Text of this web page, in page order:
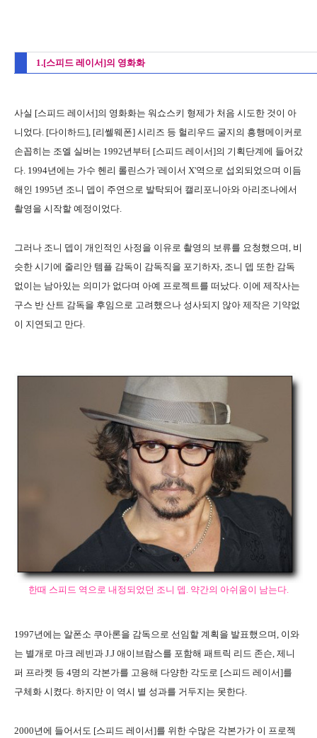
1.[스피드 레이서]의 영화화
사실 [스피드 레이서]의 영화화는 워쇼스키 형제가 처음 시도한 것이 아
니었다. [다이하드], [리쎌웨폰] 시리즈 등 헐리우드 굴지의 흥행메이커로
손꼽히는 조엘 실버는 1992년부터 [스피드 레이서]의 기획단계에 들어갔
다. 1994년에는 가수 헨리 롤린스가 '레이서 X'역으로 섭외되었으며 이듬
해인 1995년 조니 뎁이 주연으로 발탁되어 캘리포니아와 아리조나에서
촬영을 시작할 예정이었다.
그러나 조니 뎁이 개인적인 사정을 이유로 촬영의 보류를 요청했으며, 비
슷한 시기에 줄리안 템플 감독이 감독직을 포기하자, 조니 뎁 또한 감독
없이는 남아있는 의미가 없다며 아예 프로젝트를 떠났다. 이에 제작사는
구스 반 산트 감독을 후임으로 고려했으나 성사되지 않아 제작은 기약없
이 지연되고 만다.
한때 스피드 역으로 내정되었던 조니 뎁. 약간의 아쉬움이 남는다.
1997년에는 알폰소 쿠아론을 감독으로 선임할 계획을 발표했으며, 이와
는 별개로 마크 레빈과 J.J 애이브람스를 포함해 패트릭 리드 존슨, 제니
퍼 프라켓 등 4명의 각본가를 고용해 다양한 각도로 [스피드 레이서]를
구체화 시켰다. 하지만 이 역시 별 성과를 거두지는 못한다.
2000년에 들어서도 [스피드 레이서]를 위한 수많은 각본가가 이 프로젝